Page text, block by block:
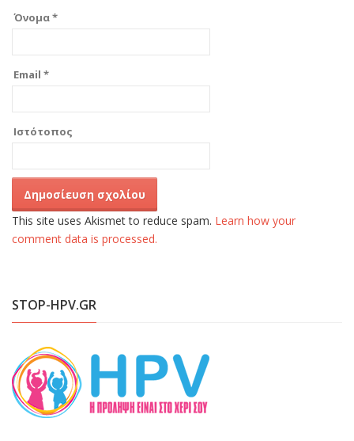
Όνομα*
Email *
Ιστότοπος
This site uses Akismet to reduce spam. Learn how your
comment data is processed.
STOP-HPV.GR